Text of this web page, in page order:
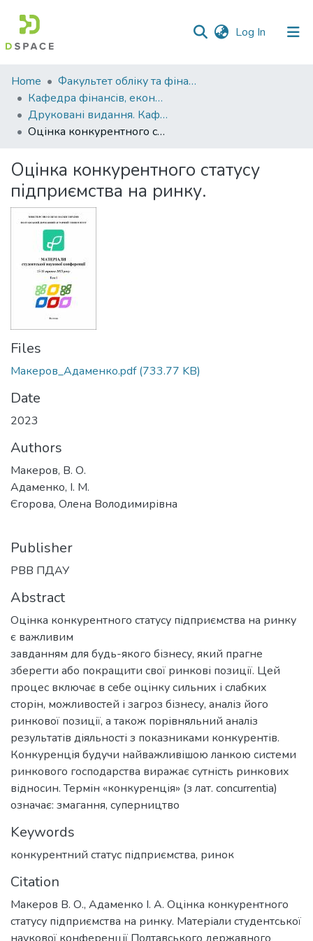
Log In (current)
Communities
&
Collections
All of DSpace
Statistics
Home
Факультет обліку та фінансів
Кафедра фінансів, економічних досліджень і туризму
Друковані видання. Кафедра фінансів, економічних досліджень і туризму
Оцінка конкурентного статусу підприємства на ринку.
Оцінка конкурентного статусу
підприємства на ринку.
Files
Макеров_Адаменко.pdf(733.77 KB)
Date
2023
Authors
Макеров, В. О.
Адаменко, І. М.
Єгорова, Олена Володимирівна
Publisher
РВВ ПДАУ
Abstract
Оцінка конкурентного статусу підприємства на ринку
є важливим
завданням для будь-якого бізнесу, який прагне
зберегти або покращити свої ринкові позиції. Цей
процес включає в себе оцінку сильних і слабких
сторін, можливостей і загроз бізнесу, аналіз його
ринкової позиції, а також порівняльний аналіз
результатів діяльності з показниками конкурентів.
Конкуренція будучи найважливішою ланкою системи
ринкового господарства виражає сутність ринкових
відносин. Термін «конкуренція» (з лат. сoncurrentia)
означає: змагання, суперництво
Keywords
конкурентний статус підприємства, ринок
Citation
Макеров В. О., Адаменко І. А. Оцінка конкурентного
статусу підприємства на ринку. Матеріали студентської